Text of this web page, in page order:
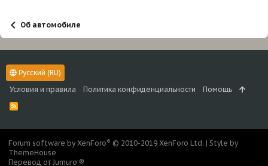
Об автомобиле
Русский (RU)
Условия и правила
Политика конфиденциальности Помощь
R
Forum software by XenForo® © 2010-2019 XenForo Ltd. | Style by
ThemeHouse
Перевод от Jumuro ®